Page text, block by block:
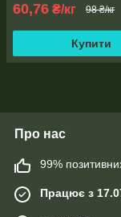
60,76 ₴/кг 98 ₴/кг
Купити
Про нас
99%
Працює з